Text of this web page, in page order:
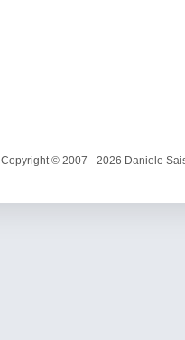
Copyright © 2007 - 2026 Daniele